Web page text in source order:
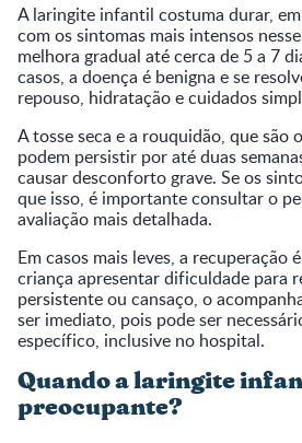
A laringite infantil costuma durar,
com os sintomas mais intensos
melhora gradual até cerca de 5 a 7
casos, a doença é benigna e se
repouso, hidratação e cuidados
A tosse seca e a rouquidão, que são
podem persistir por até duas
causar desconforto grave. Se os
que isso, é importante consultar o
avaliação mais detalhada.
Em casos mais leves, a recuperação
criança apresentar dificuldade para
persistente ou cansaço, o
ser imediato, pois pode ser
específico, inclusive no hospital.
Quando a laringite
preocupante?